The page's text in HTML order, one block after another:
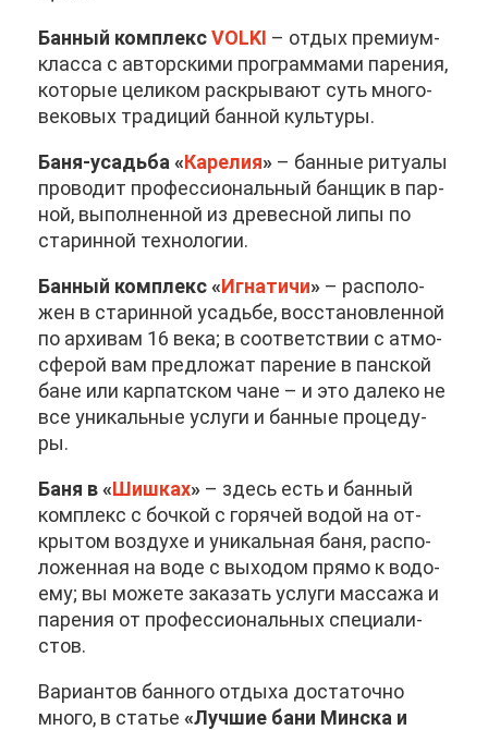
Бан­ный ком­плексVOLKI – от­дых пре­ми­ум-
клас­са с ав­тор­ски­ми про­грам­ма­ми па­ре­ния,
ко­то­рые це­ли­ком рас­кры­ва­ют суть мно­го­
ве­ко­вых тра­ди­ций бан­ной куль­ту­ры.
Ба­ня-усадь­ба «Ка­ре­лия» – бан­ные ри­ту­а­лы
про­во­дит про­фес­си­о­наль­ный бан­щик в пар­
ной, вы­пол­нен­ной из дре­вес­ной ли­пы по
ста­рин­ной тех­но­ло­гии.
Бан­ный ком­плекс «Иг­на­ти­чи» – рас­по­ло­
жен в ста­рин­ной усадь­бе, вос­ста­нов­лен­ной
по ар­хи­вам 16 ве­ка; в со­от­вет­ствии с ат­мо­
сфе­рой вам пред­ло­жат па­ре­ние в пан­ской
бане или кар­пат­ском чане – и это да­ле­ко не
все уни­каль­ные услу­ги и бан­ные про­це­ду­
ры.
Ба­ня в «Шиш­ках» – здесь есть и бан­ный
ком­плекс с боч­кой с го­ря­чей во­дой на от­
кры­том воз­ду­хе и уни­каль­ная ба­ня, рас­по­
ло­жен­ная на во­де с вы­хо­дом пря­мо к во­до­
е­му; вы мо­же­те за­ка­зать услу­ги мас­са­жа и
па­ре­ния от про­фес­си­о­наль­ных спе­ци­а­ли­
стов.
Ва­ри­ан­тов бан­но­го от­ды­ха до­ста­точ­но
мно­го, в ста­тье «Луч­шие ба­ни Мин­ска и